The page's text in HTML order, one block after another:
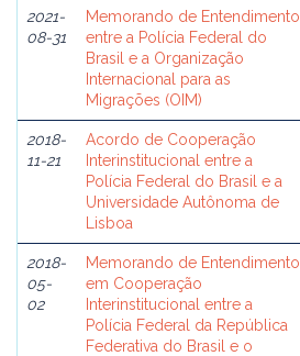
2021-
08-31
Memorando de Entendimento
entre a Polícia Federal do
Brasil e a Organização
Internacional para as
Migrações (OIM)
2018-
11-21
Acordo de Cooperação
Interinstitucional entre a
Polícia Federal do Brasil e a
Universidade Autônoma de
Lisboa
2018-
05-
02
Memorando de Entendimento
em Cooperação
Interinstitucional entre a
Polícia Federal da República
Federativa do Brasil e o